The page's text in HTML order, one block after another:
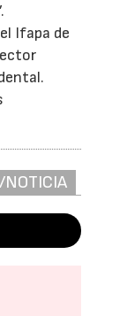
Ifapa de
NOTICIA